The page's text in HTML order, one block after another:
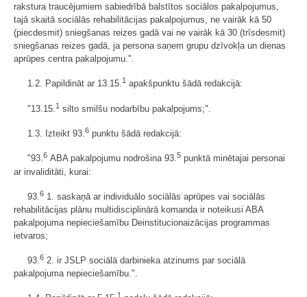
rakstura traucējumiem sabiedrībā balstītos sociālos pakalpojumus,
tajā skaitā sociālās rehabilitācijas pakalpojumus, ne vairāk kā 50
(piecdesmit) sniegšanas reizes gadā vai ne vairāk kā 30 (trīsdesmit)
sniegšanas reizes gadā, ja persona saņem grupu dzīvokļa un dienas
aprūpes centra pakalpojumu.".
1.2. Papildināt ar 13.15.1 apakšpunktu šādā redakcijā:
"13.15. 1 silto smilšu nodarbību pakalpojums;".
1.3. Izteikt 93.6 punktu šādā redakcijā:
"93.6 ABA pakalpojumu nodrošina 93.5 punktā minētajai personai
ar invaliditāti, kurai:
93. 6 1. saskaņā ar individuālo sociālās aprūpes vai sociālās
rehabilitācijas plānu multidisciplinārā komanda ir noteikusi ABA
pakalpojuma nepieciešamību Deinstitucionaizācijas programmas
ietvaros;
93.6 2. ir JSLP sociālā darbinieka atzinums par sociālā
pakalpojuma nepieciešamību.".
1